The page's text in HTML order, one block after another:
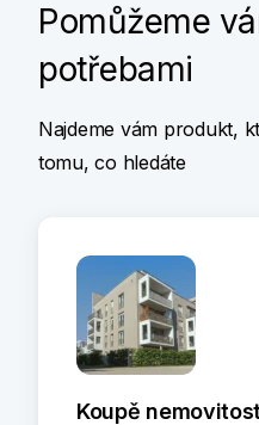
Pomůžeme
potřebami
Najdeme vám produkt,
tomu, co hledáte
Koupě